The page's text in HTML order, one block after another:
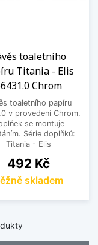
toaletního
Titania - Elis
Chrom
toaletního papíru
v provedení Chrom.
se montuje
Série doplňků:
Titania - Elis
Cena
492 Kč
skladem